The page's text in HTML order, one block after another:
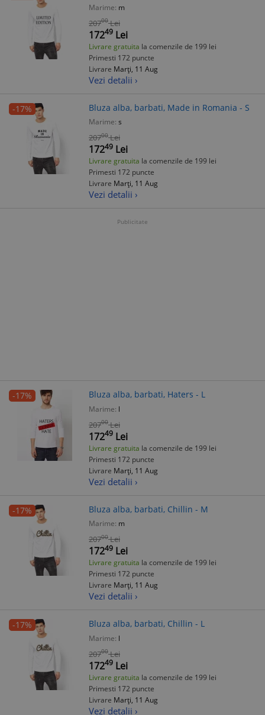
Marime: m
20700 Lei
17249 Lei
Livrare gratuita la comenzile de 199 lei
Primesti 172 puncte
Livrare Marți, 11 Aug
Vezi detalii ›
-17% Bluza alba, barbati, Made in Romania - S
Marime: s
20700 Lei
17249 Lei
Livrare gratuita la comenzile de 199 lei
Primesti 172 puncte
Livrare Marți, 11 Aug
Vezi detalii ›
Publicitate
-17% Bluza alba, barbati, Haters - L
Marime: l
20700 Lei
17249 Lei
Livrare gratuita la comenzile de 199 lei
Primesti 172 puncte
Livrare Marți, 11 Aug
Vezi detalii ›
-17% Bluza alba, barbati, Chillin - M
Marime: m
20700 Lei
17249 Lei
Livrare gratuita la comenzile de 199 lei
Primesti 172 puncte
Livrare Marți, 11 Aug
Vezi detalii ›
-17% Bluza alba, barbati, Chillin - L
Marime: l
20700 Lei
17249 Lei
Livrare gratuita la comenzile de 199 lei
Primesti 172 puncte
Livrare Marți, 11 Aug
Vezi detalii ›